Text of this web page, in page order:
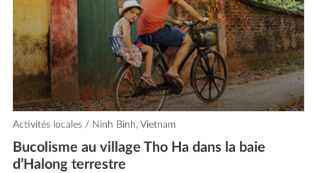
Activités locales / Ninh Binh, Vietnam
Bucolisme au village Tho Ha dans la baie
d’Halong terrestre